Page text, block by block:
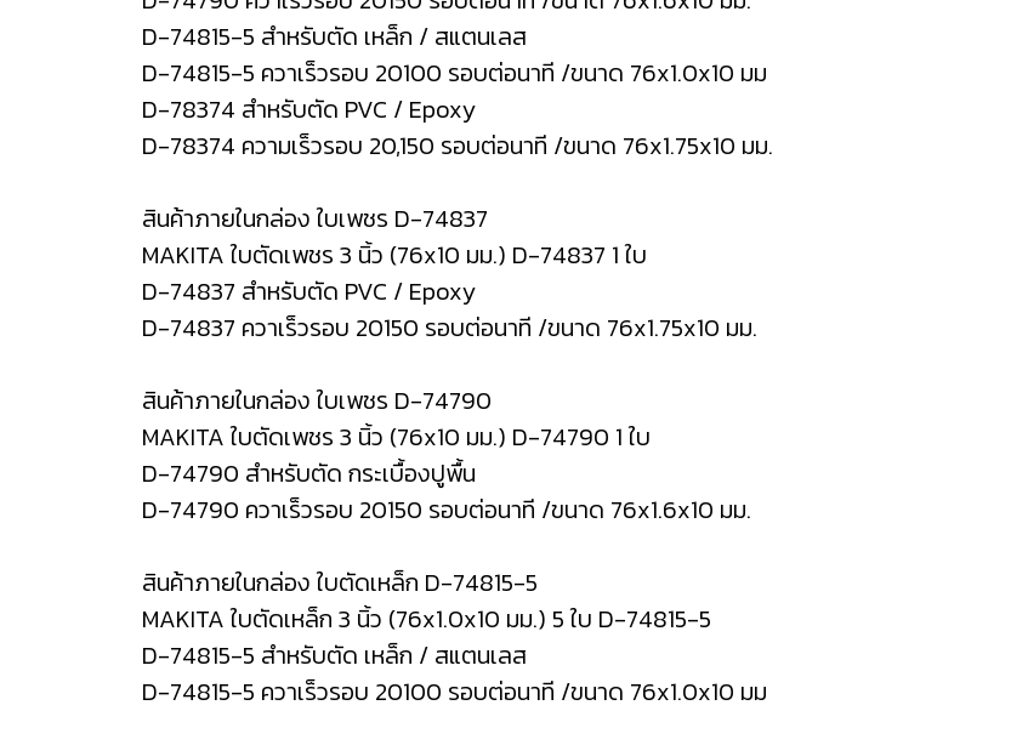
D-74815-5 สำหรับตัด เหล็ก / สแตนเลส
D-74815-5 ควาเร็วรอบ 20100 รอบต่อนาที /ขนาด 76x1.0x10 มม
D-78374 สำหรับตัด PVC / Epoxy
D-78374 ความเร็วรอบ 20,150 รอบต่อนาที /ขนาด 76x1.75x10 มม.
สินค้าภายในกล่อง ใบเพชร D-74837
MAKITA ใบตัดเพชร 3 นิ้ว (76x10 มม.) D-74837 1 ใบ
D-74837 สำหรับตัด PVC / Epoxy
D-74837 ควาเร็วรอบ 20150 รอบต่อนาที /ขนาด 76x1.75x10 มม.
สินค้าภายในกล่อง ใบเพชร D-74790
MAKITA ใบตัดเพชร 3 นิ้ว (76x10 มม.) D-74790 1 ใบ
D-74790 สำหรับตัด กระเบื้องปูพื้น
D-74790 ควาเร็วรอบ 20150 รอบต่อนาที /ขนาด 76x1.6x10 มม.
สินค้าภายในกล่อง ใบตัดเหล็ก D-74815-5
MAKITA ใบตัดเหล็ก 3 นิ้ว (76x1.0x10 มม.) 5 ใบ D-74815-5
D-74815-5 สำหรับตัด เหล็ก / สแตนเลส
D-74815-5 ควาเร็วรอบ 20100 รอบต่อนาที /ขนาด 76x1.0x10 มม